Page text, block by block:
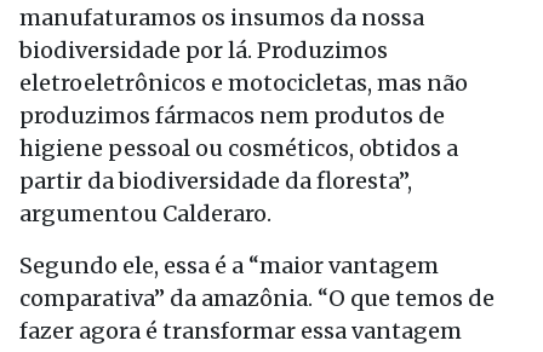
manufaturamos os insumos da nossa
biodiversidade por lá. Produzimos
eletroeletrônicos e motocicletas, mas não
produzimos fármacos nem produtos de
higiene pessoal ou cosméticos, obtidos a
partir da biodiversidade da floresta”,
argumentou Calderaro.
Segundo ele, essa é a “maior vantagem
comparativa” da amazônia. “O que temos de
fazer agora é transformar essa vantagem